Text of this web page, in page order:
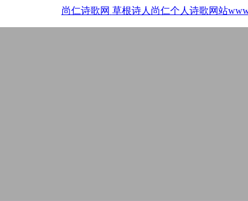
尚仁诗歌网 草根诗人尚仁个人诗歌网站